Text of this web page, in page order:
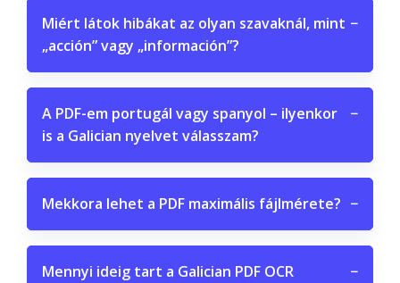
Miért látok hibákat az olyan szavaknál, mint
„acción” vagy „información”?
−
A PDF-em portugál vagy spanyol – ilyenkor
is a Galician nyelvet válasszam?
−
Mekkora lehet a PDF maximális fájlmérete? −
Mennyi ideig tart a Galician PDF OCR
−